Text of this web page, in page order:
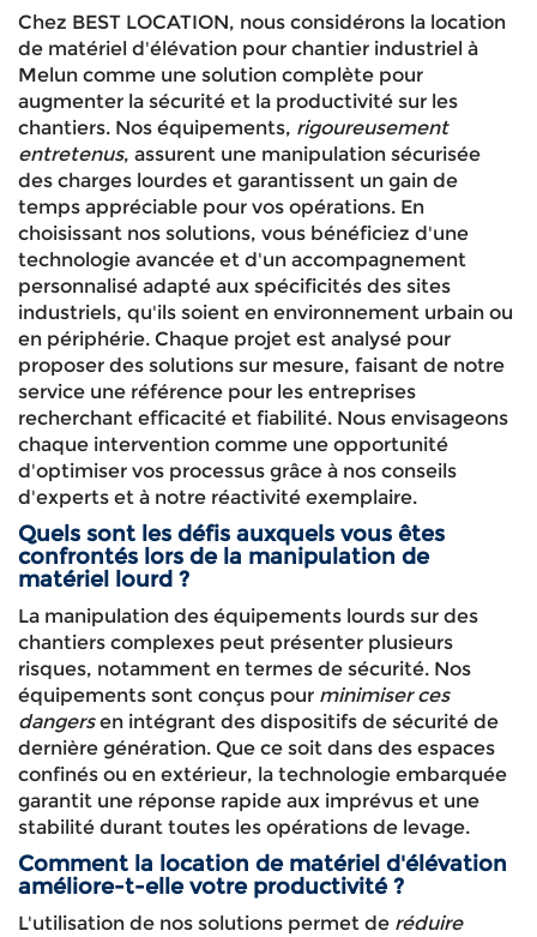
Chez BEST LOCATION, nous considérons la location
de matériel d'élévation pour chantier industriel à
Melun comme une solution complète pour
augmenter la sécurité et la productivité sur les
chantiers. Nos équipements, rigoureusement
entretenus, assurent une manipulation sécurisée
des charges lourdes et garantissent un gain de
temps appréciable pour vos opérations. En
choisissant nos solutions, vous bénéficiez d'une
technologie avancée et d'un accompagnement
personnalisé adapté aux spécificités des sites
industriels, qu'ils soient en environnement urbain ou
en périphérie. Chaque projet est analysé pour
proposer des solutions sur mesure, faisant de notre
service une référence pour les entreprises
recherchant efficacité et fiabilité. Nous envisageons
chaque intervention comme une opportunité
d'optimiser vos processus grâce à nos conseils
d'experts et à notre réactivité exemplaire.
Quels sont les défis auxquels vous êtes
confrontés lors de la manipulation de
matériel lourd ?
La manipulation des équipements lourds sur des
chantiers complexes peut présenter plusieurs
risques, notamment en termes de sécurité. Nos
équipements sont conçus pour minimiser ces
dangersen intégrant des dispositifs de sécurité de
dernière génération. Que ce soit dans des espaces
confinés ou en extérieur, la technologie embarquée
garantit une réponse rapide aux imprévus et une
stabilité durant toutes les opérations de levage.
Comment la location de matériel d'élévation
améliore-t-elle votre productivité ?
L'utilisation de nos solutions permet de réduire